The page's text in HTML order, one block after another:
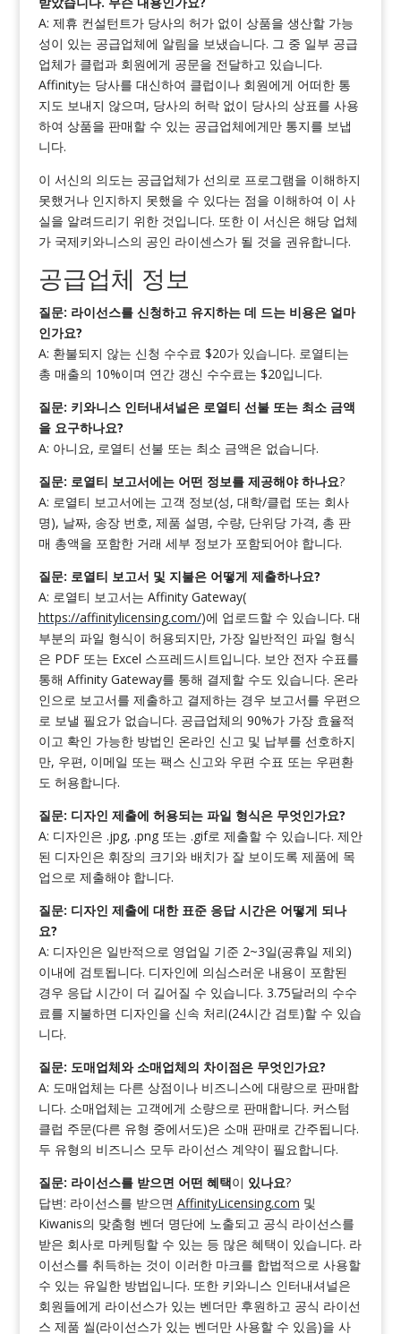
A: 제휴 컨설턴트가 당사의 허가 없이 상품을 생산할 가능
성이 있는 공급업체에 알림을 보냈습니다. 그 중 일부 공급
업체가 클럽과 회원에게 공문을 전달하고 있습니다.
Affinity는 당사를 대신하여 클럽이나 회원에게 어떠한 통
지도 보내지 않으며, 당사의 허락 없이 당사의 상표를 사용
하여 상품을 판매할 수 있는 공급업체에게만 통지를 보냅
니다.
이 서신의 의도는 공급업체가 선의로 프로그램을 이해하지
못했거나 인지하지 못했을 수 있다는 점을 이해하여 이 사
실을 알려드리기 위한 것입니다. 또한 이 서신은 해당 업체
가 국제키와니스의 공인 라이센스가 될 것을 권유합니다.
공급업체 정보
질문: 라이선스를 신청하고 유지하는 데 드는 비용은 얼마
인가요?
A: 환불되지 않는 신청 수수료 $20가 있습니다. 로열티는
총 매출의 10%이며 연간 갱신 수수료는 $20입니다.
질문: 키와니스 인터내셔널은 로열티 선불 또는 최소 금액
을 요구하나요?
A: 아니요, 로열티 선불 또는 최소 금액은 없습니다.
질문: 로열티 보고서에는 어떤 정보를 제공해야 하나요?
A: 로열티 보고서에는 고객 정보(성, 대학/클럽 또는 회사
명), 날짜, 송장 번호, 제품 설명, 수량, 단위당 가격, 총 판
매 총액을 포함한 거래 세부 정보가 포함되어야 합니다.
질문: 로열티 보고서 및 지불은 어떻게 제출하나요?
A: 로열티 보고서는 Affinity Gateway(
https://affinitylicensing.com/)에 업로드할 수 있습니다. 대
부분의 파일 형식이 허용되지만, 가장 일반적인 파일 형식
은 PDF 또는 Excel 스프레드시트입니다. 보안 전자 수표를
통해 Affinity Gateway를 통해 결제할 수도 있습니다. 온라
인으로 보고서를 제출하고 결제하는 경우 보고서를 우편으
로 보낼 필요가 없습니다. 공급업체의 90%가 가장 효율적
이고 확인 가능한 방법인 온라인 신고 및 납부를 선호하지
만, 우편, 이메일 또는 팩스 신고와 우편 수표 또는 우편환
도 허용합니다.
질문: 디자인 제출에 허용되는 파일 형식은 무엇인가요?
A: 디자인은 .jpg, .png 또는 .gif로 제출할 수 있습니다. 제안
된 디자인은 휘장의 크기와 배치가 잘 보이도록 제품에 목
업으로 제출해야 합니다.
질문: 디자인 제출에 대한 표준 응답 시간은 어떻게 되나
요?
A: 디자인은 일반적으로 영업일 기준 2~3일(공휴일 제외)
이내에 검토됩니다. 디자인에 의심스러운 내용이 포함된
경우 응답 시간이 더 길어질 수 있습니다. 3.75달러의 수수
료를 지불하면 디자인을 신속 처리(24시간 검토)할 수 있습
니다.
질문: 도매업체와 소매업체의 차이점은 무엇인가요?
A: 도매업체는 다른 상점이나 비즈니스에 대량으로 판매합
니다. 소매업체는 고객에게 소량으로 판매합니다. 커스텀
클럽 주문(다른 유형 중에서도)은 소매 판매로 간주됩니다.
두 유형의 비즈니스 모두 라이선스 계약이 필요합니다.
질문: 라이선스를 받으면 어떤 혜택이 있나요?
답변: 라이선스를 받으면 AffinityLicensing.com 및
Kiwanis의 맞춤형 벤더 명단에 노출되고 공식 라이선스를
받은 회사로 마케팅할 수 있는 등 많은 혜택이 있습니다. 라
이선스를 취득하는 것이 이러한 마크를 합법적으로 사용할
수 있는 유일한 방법입니다. 또한 키와니스 인터내셔널은
회원들에게 라이선스가 있는 벤더만 후원하고 공식 라이선
스 제품 씰(라이선스가 있는 벤더만 사용할 수 있음)을 사